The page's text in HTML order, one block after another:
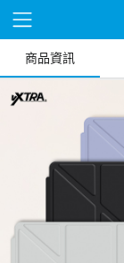
商品資訊